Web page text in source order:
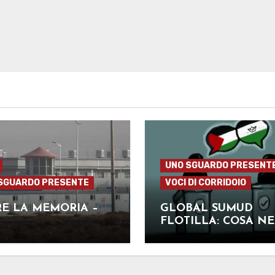
PRESENTE
LA MEMORIA –
UNO SGUARDO
VOCI DI CORRIDOIO
GLOBAL SUMUD
FLOTILLA: COSA NE
PENSA IL POPOLO